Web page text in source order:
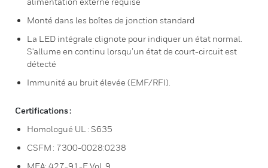
Monté dans les boîtes de jonction standard
La LED intégrale clignote pour indiquer un état normal.
S'allume en continu lorsqu’un état de court-circuit est
détecté
Immunité au bruit élevée (EMF/RFI).
Certifications :
Homologué UL : S635
CSFM : 7300-0028:0238
MEA: 427-91-E Vol. 9